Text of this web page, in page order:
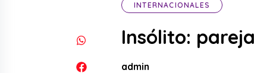
INTERNACIONALES
Insólito:
admin